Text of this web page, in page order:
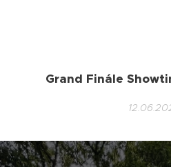
Grand Finále